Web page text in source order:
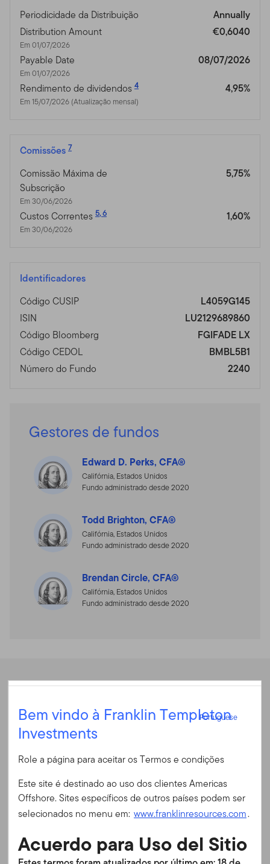
Entrar
ID do usuário
Senha
Periodicidade da Distribuição
Annually
Distribution Amount
Em 01/07/2026
€0,6040
Payable Date
Em 01/07/2026
08/07/2026
Rendimento de dividendos 4
Em 15/07/2026 (Atualização mensal)
4,95%
Comissões 7
Comissão Máxima de
Subscrição
Em 30/06/2026
5,75%
Custos Correntes 5,6
Em 30/06/2026
1,60%
Identificadores
Código CUSIP
L4059G145
ISIN
LU2129689860
Código Bloomberg
FGIFADE LX
Código CEDOL
BMBL5B1
Número do Fundo
2240
Gestores de fundos
Edward D. Perks, CFA®
Califórnia, Estados Unidos
Fundo administrado desde 2020
Todd Brighton, CFA®
Califórnia, Estados Unidos
Fundo administrado desde 2020
Brendan Circle, CFA®
Califórnia, Estados Unidos
Fundo administrado desde 2020
Desempenho
Rentabilidade anual
Rentabilidade anual
Rendibilidade Acumulada
Final do Mês Final do Trimestre
Bem vindo à Franklin Templeton
Investments
Portuguese
Role a página para aceitar os Termos e condições
Este site é destinado ao uso dos clientes Americas
Offshore. Sites específicos de outros países podem ser
selecionados no menu em: www.franklinresources.com.
Acuerdo para Uso del Sitio